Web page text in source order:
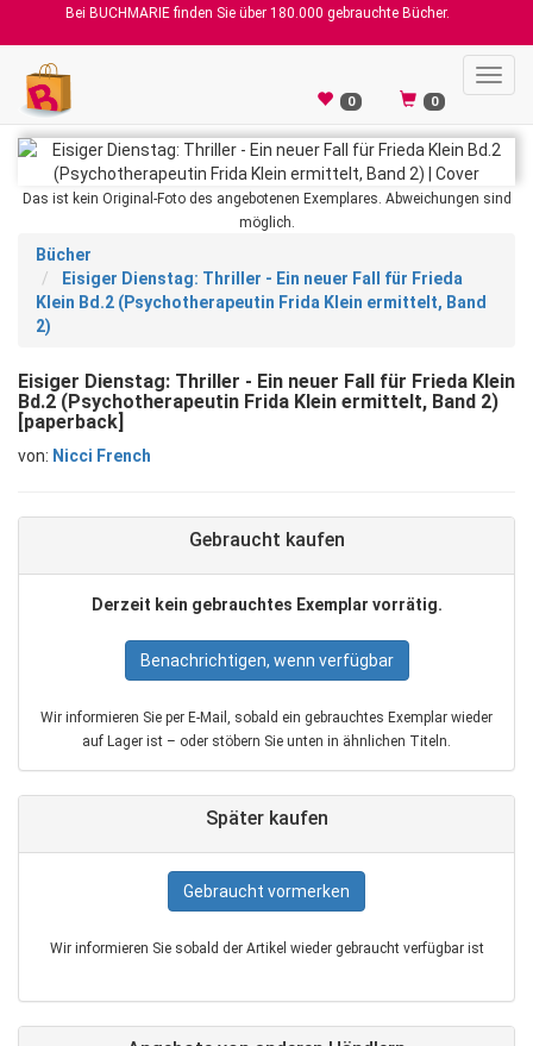
Bei BUCHMARIE finden Sie über 180.000 gebrauchte Bücher.
0 0
Das ist kein Original-Foto des angebotenen Exemplares. Abweichungen sind
möglich.
Bücher
Eisiger Dienstag: Thriller - Ein neuer Fall für Frieda
Klein Bd.2 (Psychotherapeutin Frida Klein ermittelt, Band
2)
Eisiger Dienstag: Thriller - Ein neuer Fall für Frieda Klein
Bd.2 (Psychotherapeutin Frida Klein ermittelt, Band 2)
[paperback]
von: Nicci French
Gebraucht kaufen
Derzeit kein gebrauchtes Exemplar vorrätig.
Benachrichtigen, wenn verfügbar
Wir informieren Sie per E‑Mail, sobald ein gebrauchtes Exemplar wieder
auf Lager ist – oder stöbern Sie unten in ähnlichen Titeln.
Später kaufen
Gebraucht vormerken
Wir informieren Sie sobald der Artikel wieder gebraucht verfügbar ist